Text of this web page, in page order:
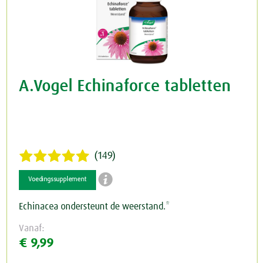
A.Vogel Echinaforce tabletten
(149)
Voedingssupplement 
Echinacea ondersteunt de weerstand.*
Vanaf:
€ 9,99